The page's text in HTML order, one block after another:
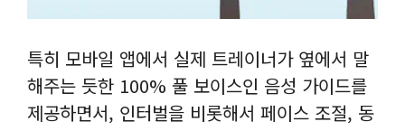
특히 모바일 앱에서 실제 트레이너가 옆에서 말
해주는 듯한 100% 풀 보이스인 음성 가이드를
제공하면서, 인터벌을 비롯해서 페이스 조절, 동